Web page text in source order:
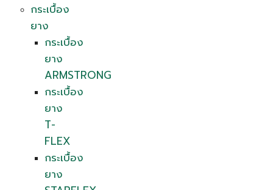
กระเบื้อง
ยาง
กระเบื้อง
ยาง
ARMSTRONG
กระเบื้อง
ยาง
T-
FLEX
กระเบื้อง
ยาง